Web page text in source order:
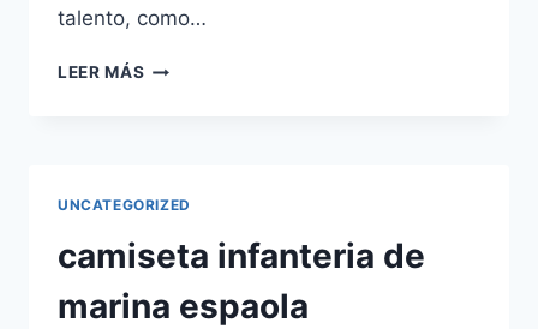
talento, como…
LEER MÁS SEGUNDA
UNCATEGORIZED
camiseta infanteria de
marina espaola